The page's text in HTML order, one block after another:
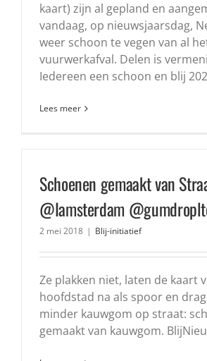
kaart) zijn al gepland en
vandaag, op nieuwsjaarsdag,
weer schoon te vegen van al
vuurwerkafval. Delen is
Iedereen een schoon en blij
Lees meer
Schoenen gemaakt van
@Iamsterdam
2 mei 2018 | Blij-initiatief
Ze plakken niet, laten de kaart
hoofdstad na als spoor en
minder kauwgom op straat:
gemaakt van kauwgom.